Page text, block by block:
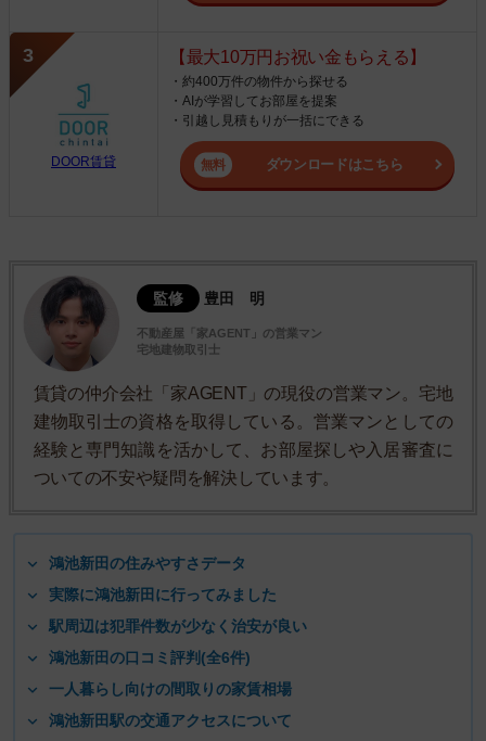
DOOR賃貸
【最大10万円お祝い金もらえる】
・約400万件の物件から探せる
・AIが学習してお部屋を提案
・引越し見積もりが一括にできる
ダウンロードはこちら
監修 豊田 明
不動産屋「家AGENT」の営業マン
宅地建物取引士
賃貸の仲介会社「家AGENT」の現役の営業マン。宅地
建物取引士の資格を取得している。営業マンとしての
経験と専門知識を活かして、お部屋探しや入居審査に
ついての不安や疑問を解決しています。
鴻池新田の住みやすさデータ
実際に鴻池新田に行ってみました
駅周辺は犯罪件数が少なく治安が良い
鴻池新田の口コミ評判(全6件)
一人暮らし向けの間取りの家賃相場
鴻池新田駅の交通アクセスについて